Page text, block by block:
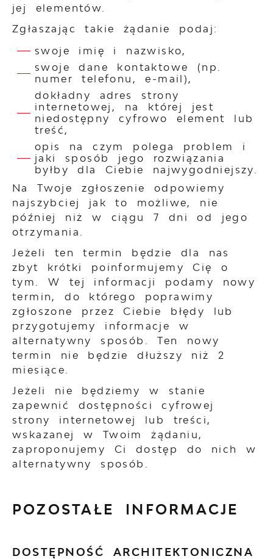
jej elementów.
Zgłaszając takie żądanie podaj:
swoje imię i nazwisko,
swoje dane kontaktowe (np.
numer telefonu, e-mail),
dokładny adres strony
internetowej, na której jest
niedostępny cyfrowo element lub
treść,
opis na czym polega problem i
jaki sposób jego rozwiązania
byłby dla Ciebie najwygodniejszy.
Na Twoje zgłoszenie odpowiemy
najszybciej jak to możliwe, nie
później niż w ciągu 7 dni od jego
otrzymania.
Jeżeli ten termin będzie dla nas
zbyt krótki poinformujemy Cię o
tym. W tej informacji podamy nowy
termin, do którego poprawimy
zgłoszone przez Ciebie błędy lub
przygotujemy informacje w
alternatywny sposób. Ten nowy
termin nie będzie dłuższy niż 2
miesiące.
Jeżeli nie będziemy w stanie
zapewnić dostępności cyfrowej
strony internetowej lub treści,
wskazanej w Twoim żądaniu,
zaproponujemy Ci dostęp do nich w
alternatywny sposób.
POZOSTAŁE INFORMACJE
DOSTĘPNOŚĆ ARCHITEKTONICZNA